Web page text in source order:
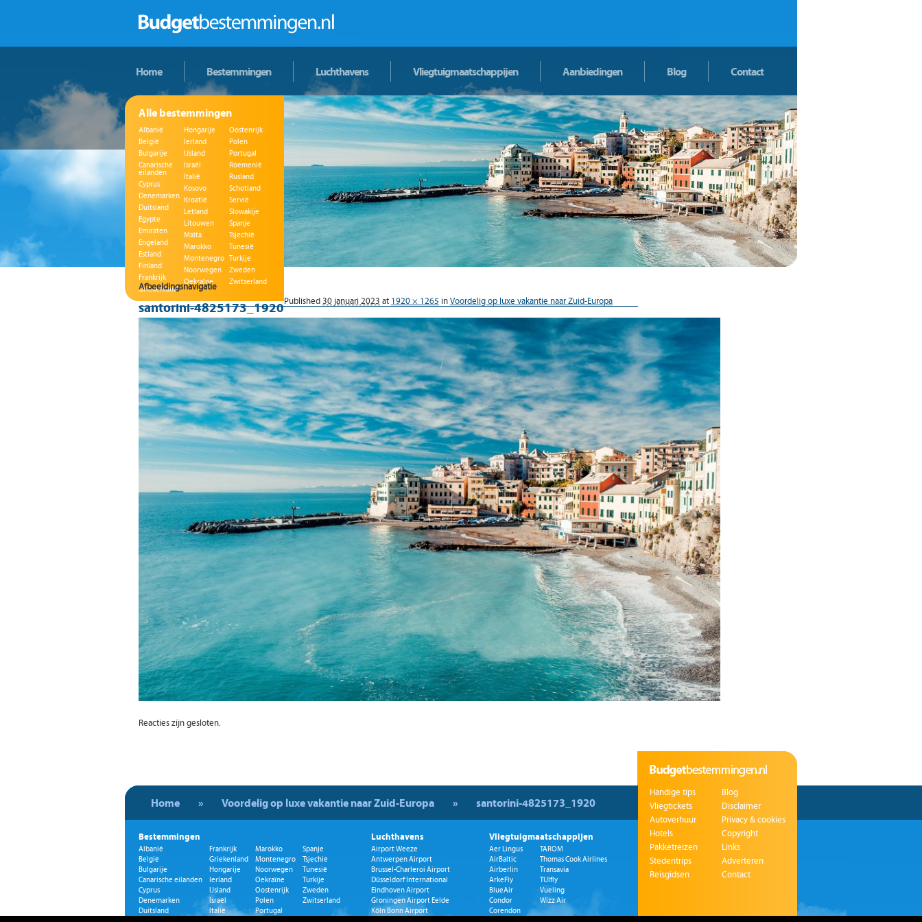
Home Bestemmingen Luchthavens Vliegtuigmaatschappijen Aanbiedingen Blog Contact
Alle bestemmingen
Albanië
België
Bulgarije
Canarische
eilanden
Cyprus
Denemarken
Duitsland
Egypte
Emiraten
Engeland
Estland
Finland
Frankrijk
Griekenland
Hongarije
Ierland
IJsland
Israël
Italië
Kosovo
Kroatië
Letland
Litouwen
Malta
Marokko
Montenegro
Noorwegen
Oekraïne
Oostenrijk
Polen
Portugal
Roemenië
Rusland
Schotland
Servië
Slowakije
Spanje
Tsjechië
Tunesië
Turkije
Zweden
Zwitserland
Afbeeldingsnavigatie
santorini-4825173_1920Published30 januari 2023 at 1920 × 1265 inVoordelig op luxe vakantie naar Zuid-Europa
Reacties zijn gesloten.
Home » Voordelig op luxe vakantie naar Zuid-Europa » santorini-4825173_1920
Bestemmingen
Albanië
België
Bulgarije
Canarische eilanden
Cyprus
Denemarken
Duitsland
Frankrijk
Griekenland
Hongarije
Ierland
IJsland
Israël
Italië
Marokko
Montenegro
Noorwegen
Oekraïne
Oostenrijk
Polen
Portugal
Spanje
Tsjechië
Tunesië
Turkije
Zweden
Zwitserland
Luchthavens
Airport Weeze
Antwerpen Airport
Brussel-Charleroi Airport
Düsseldorf International
Eindhoven Airport
Groningen Airport Eelde
Köln Bonn Airport
Vliegtuigmaatschappijen
Aer Lingus
AirBaltic
Airberlin
ArkeFly
BlueAir
Condor
Corendon
TAROM
Thomas Cook Airlines
Transavia
TUIfly
Vueling
Wizz Air
Handige tips
Vliegtickets
Autoverhuur
Hotels
Pakketreizen
Stedentrips
Reisgidsen
Blog
Disclaimer
Privacy & cookies
Copyright
Links
Adverteren
Contact